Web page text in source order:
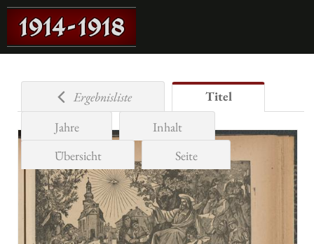
Ergebnisliste
Titel
Jahre
Inhalt
Übersicht
Seite